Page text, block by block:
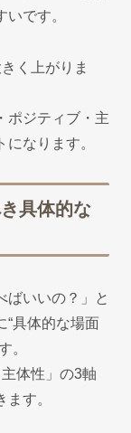
です。
く上がりま
ポジティブ・主
なります。
具体的な
ばいいの？」と
“具体的な場面
。
体性」の3軸
す。